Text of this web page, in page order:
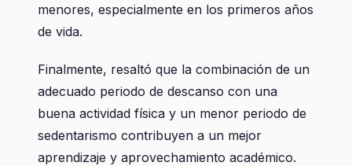
menores, especialmente en los primeros años
de vida.
Finalmente, resaltó que la combinación de un
adecuado periodo de descanso con una
buena actividad física y un menor periodo de
sedentarismo contribuyen a un mejor
aprendizaje y aprovechamiento académico.